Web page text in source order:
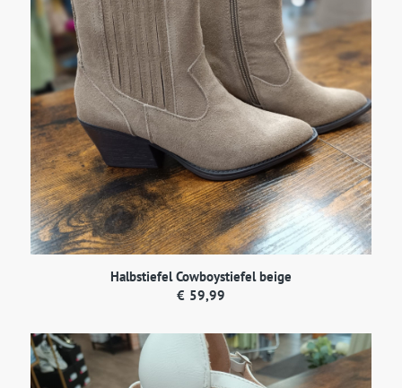
Halbstiefel Cowboystiefel beige
€ 59,99